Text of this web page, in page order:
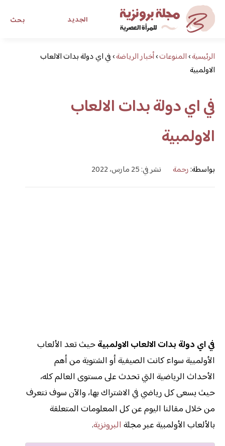
بحث الجديد
مجلة برونزية للفتاة العصريةالرئيسية›المنوعات›أخبار الرياضة›في اي دولة بدات الالعاب
الاولمبية
في اي دولة بدات الالعاب
الاولمبية
بواسطة:رحمة نشر في: 25 مارس، 2022
في اي دولة بدات الالعاب الاولمبيةحيث تعد الألعاب
الأولمبية سواء كانت الصيفية أو الشتوية من أهم
الأحداث الرياضية التي تحدث على مستوى العالم كله،
حيث يسعى كل رياضي في الاشتراك بها، والآن سوف نتعرف
من خلال مقالنا اليوم عن كل المعلومات المتعلقة
بالألعاب الأولمبية عبر مجلة البرونزية.